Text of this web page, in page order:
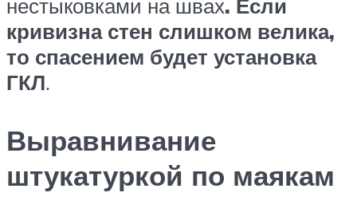
нестыковками на швах. Если
кривизна стен слишком велика,
то спасением будет установка
ГКЛ.
Выравнивание
штукатуркой по маякам